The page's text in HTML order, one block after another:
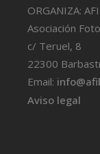
ORGANIZA:
Asociación
c/ Teruel, 8
22300
Email:
Aviso legal